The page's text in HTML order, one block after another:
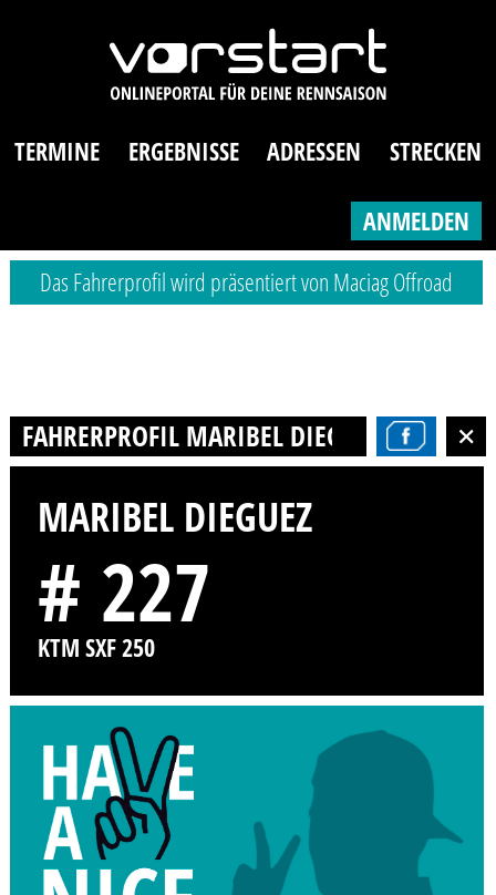
TERMINE ERGEBNISSE ADRESSEN STRECKEN
ANMELDEN
Das Fahrerprofil wird präsentiert von Maciag Offroad
FAHRERPROFIL MARIBEL DIEGUEZ
MARIBEL DIEGUEZ
# 227
KTM SXF 250